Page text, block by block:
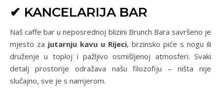
✔ KANCELARIJA BAR
Naš caffe bar u neposrednoj blizini Brunch Bara savršeno je
mjesto za jutarnju kavu u Rijeci, brzinsko piće s nogu ili
druženje u toploj i pažljivo osmišljenoj atmosferi. Svaki
detalj prostorije odražava našu filozofiju – ništa nije
slučajno, sve je s namjerom.